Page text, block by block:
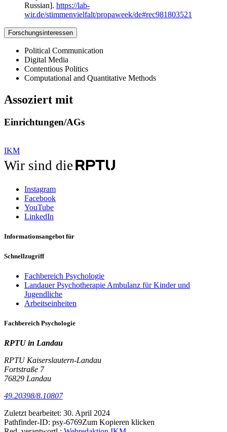
Russian]. https://lab-
wir.de/stimmenvielfalt/propaweek/de#rec981803521
Forschungsinteressen
Political Communication
Digital Media
Contentious Politics
Computational and Quantitative Methods
Assoziert mit
Einrichtungen/AGs
IKM
Wir sind die
Instagram
Facebook
YouTube
LinkedIn
Informationsangebot für
Schnellzugriff
Fachbereich Psychologie
Landauer Psychotherapie Ambulanz für Kinder und
Jugendliche
Arbeitseinheiten
Fachbereich Psychologie
RPTU in Landau
RPTU Kaiserslautern-Landau
Fortstraße 7
76829 Landau
49.20398/8.10807
Zuletzt bearbeitet: 30. April 2024
Pathfinder-ID: psy-6769Zum Kopieren klicken